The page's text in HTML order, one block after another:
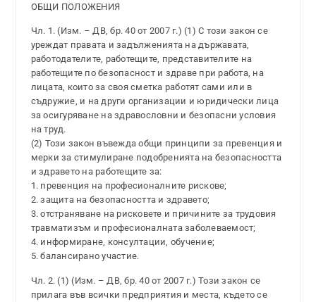
ОБЩИ ПОЛОЖЕНИЯ
Чл. 1. (Изм. – ДВ, бр. 40 от 2007 г.) (1) С този закон се
уреждат правата и задълженията на държавата,
работодателите, работещите, представителите на
работещите по безопасност и здраве при работа, на
лицата, които за своя сметка работят сами или в
съдружие, и на други организации и юридически лица
за осигуряване на здравословни и безопасни условия
на труд.
(2) Този закон въвежда общи принципи за превенция и
мерки за стимулиране подобренията на безопасността
и здравето на работещите за:
1. превенция на професионалните рискове;
2. защита на безопасността и здравето;
3. отстраняване на рисковете и причините за трудовия
травматизъм и професионалната заболеваемост;
4. информиране, консултации, обучение;
5. балансирано участие.
Чл. 2. (1) (Изм. – ДВ, бр. 40 от 2007 г.) Този закон се
прилага във всички предприятия и места, където се